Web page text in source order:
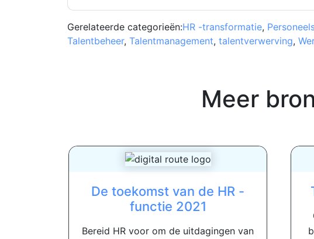
Gerelateerde categorieën:HR -transformatie,
Talentbeheer, Talentmanagement, talentverwerving,
Meer
De toekomst van de HR -
functie 2021
Bereid HR voor om de uitdagingen van